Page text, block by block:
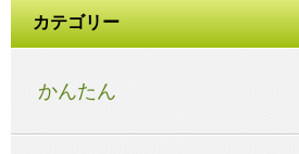
カテゴリー
かんたん